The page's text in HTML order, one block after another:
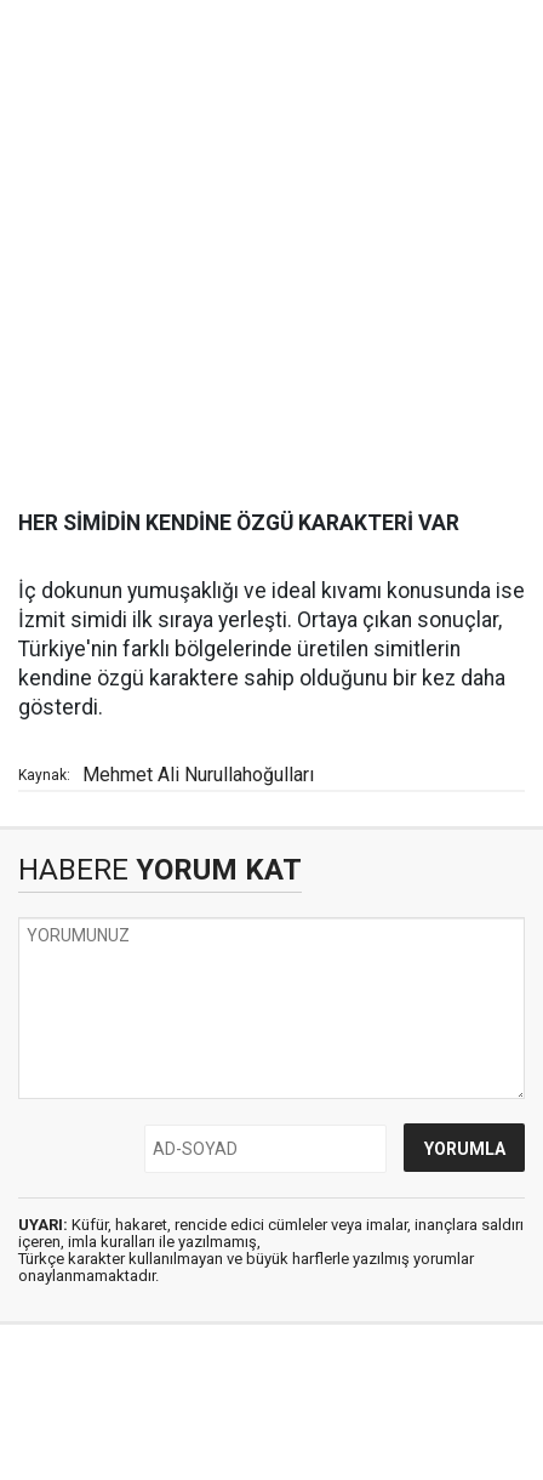
HER SİMİDİN KENDİNE ÖZGÜ KARAKTERİ VAR
İç dokunun yumuşaklığı ve ideal kıvamı konusunda ise
İzmit simidi ilk sıraya yerleşti. Ortaya çıkan sonuçlar,
Türkiye'nin farklı bölgelerinde üretilen simitlerin
kendine özgü karaktere sahip olduğunu bir kez daha
gösterdi.
Kaynak: Mehmet Ali Nurullahoğulları
HABERE YORUM KAT
UYARI: Küfür, hakaret, rencide edici cümleler veya imalar, inançlara saldırı
içeren, imla kuralları ile yazılmamış,
Türkçe karakter kullanılmayan ve büyük harflerle yazılmış yorumlar
onaylanmamaktadır.